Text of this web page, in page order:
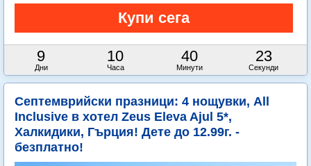
9
Дни
10
Часа
40
Минути
22
Секунди
Септемврийски празници: 4 нощувки, All
Inclusive в хотел Zeus Eleva Ajul 5*,
Халкидики, Гърция! Дете до 12.99г. -
безплатно!